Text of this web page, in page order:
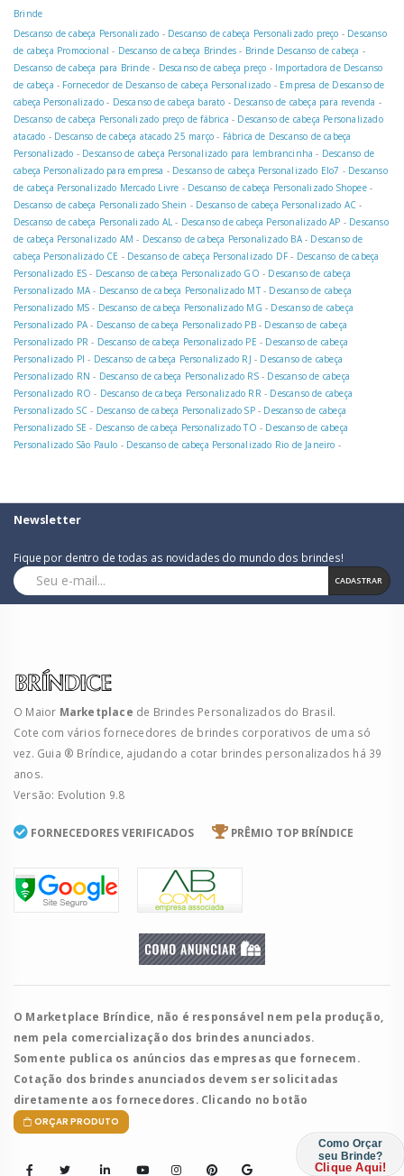
Brinde
Descanso de cabeça Personalizado - Descanso de cabeça Personalizado preço - Descanso
de cabeça Promocional - Descanso de cabeça Brindes - Brinde Descanso de cabeça -
Descanso de cabeça para Brinde - Descanso de cabeça preço - Importadora de Descanso
de cabeça - Fornecedor de Descanso de cabeça Personalizado - Empresa de Descanso de
cabeça Personalizado - Descanso de cabeça barato - Descanso de cabeça para revenda -
Descanso de cabeça Personalizado preço de fábrica - Descanso de cabeça Personalizado
atacado - Descanso de cabeça atacado 25 março - Fábrica de Descanso de cabeça
Personalizado - Descanso de cabeça Personalizado para lembrancinha - Descanso de
cabeça Personalizado para empresa - Descanso de cabeça Personalizado Elo7 - Descanso
de cabeça Personalizado Mercado Livre - Descanso de cabeça Personalizado Shopee-
Descanso de cabeça Personalizado Shein - Descanso de cabeça Personalizado AC -
Descanso de cabeça Personalizado AL - Descanso de cabeça Personalizado AP - Descanso
de cabeça Personalizado AM - Descanso de cabeça Personalizado BA- Descanso de
cabeça Personalizado CE - Descanso de cabeça Personalizado DF - Descanso de cabeça
Personalizado ES - Descanso de cabeça Personalizado GO - Descanso de cabeça
Personalizado MA - Descanso de cabeça Personalizado MT- Descanso de cabeça
Personalizado MS - Descanso de cabeça Personalizado MG - Descanso de cabeça
Personalizado PA - Descanso de cabeça Personalizado PB- Descanso de cabeça
Personalizado PR - Descanso de cabeça Personalizado PE - Descanso de cabeça
Personalizado PI - Descanso de cabeça Personalizado RJ - Descanso de cabeça
Personalizado RN - Descanso de cabeça Personalizado RS- Descanso de cabeça
Personalizado RO - Descanso de cabeça Personalizado RR- Descanso de cabeça
Personalizado SC - Descanso de cabeça Personalizado SP- Descanso de cabeça
Personalizado SE - Descanso de cabeça Personalizado TO - Descanso de cabeça
Personalizado São Paulo - Descanso de cabeça Personalizado Rio de Janeiro -
Newsletter
Fique por dentro de todas as novidades do mundo dos brindes!
CADASTRAR
O Maior Marketplace de Brindes Personalizados do Brasil.
Cote com vários fornecedores de brindes corporativos de uma só
vez. Guia ® Bríndice, ajudando a cotar brindes personalizados há 39
anos.
Versão: Evolution 9.8
FORNECEDORES VERIFICADOS PRÊMIO TOP BRÍNDICE
O Marketplace Bríndice, não é responsável nem pela produção,
nem pela comercialização dos brindes anunciados.
Somente publica os anúncios das empresas que fornecem.
Cotação dos brindes anunciados devem ser solicitadas
diretamente aos fornecedores. Clicando no botão
ORÇAR PRODUTO
Como Orçar
seu Brinde?
Clique Aqui!